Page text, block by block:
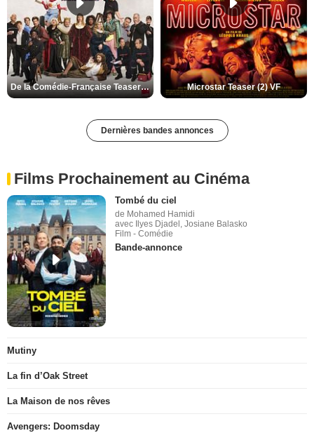
De la Comédie-Française Teaser (3) VF Microstar Teaser (2) VF
Dernières bandes annonces
Films Prochainement au Cinéma
Tombé du ciel
de Mohamed Hamidi
avec Ilyes Djadel, Josiane Balasko
Film - Comédie
Bande-annonce
Mutiny
La fin d’Oak Street
La Maison de nos rêves
Avengers: Doomsday